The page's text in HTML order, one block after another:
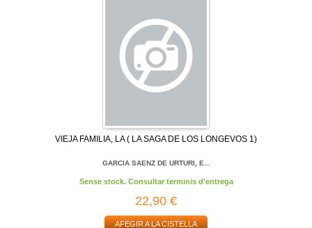
VIEJA FAMILIA, LA ( LA SAGA DE LOS LONGEVOS 1)
GARCIA SAENZ DE URTURI, E...
Sense stock. Consultar terminis d'entrega
22,90 €
AFEGIR A LA CISTELLA